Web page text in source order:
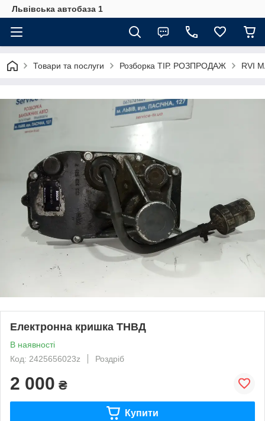
Львівська автобаза 1
Товари та послуги Розборка ТІР. РОЗПРОДАЖ RVI
Електронна кришка ТНВД
В наявності
Код: 2425656023z
Роздріб
2 000 ₴
Купити